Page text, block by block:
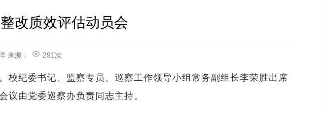
改质效评估动员会
来源： 291 次
校纪委书记、监察专员、巡察工作领导小组常务副组长李荣胜出席
议由党委巡察办负责同志主持。